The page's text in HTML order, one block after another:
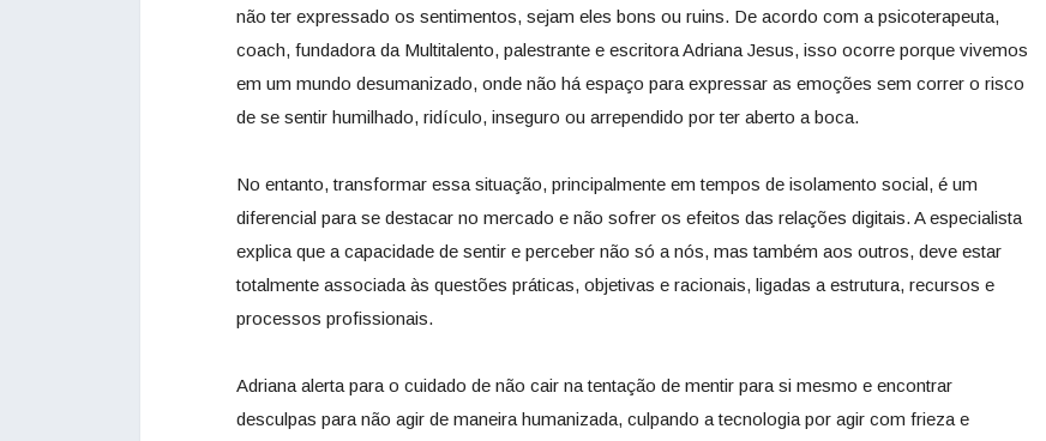
não ter expressado os sentimentos, sejam eles bons ou ruins. De acordo com a psicoterapeuta,
coach, fundadora da Multitalento, palestrante e escritora Adriana Jesus, isso ocorre porque vivemos
em um mundo desumanizado, onde não há espaço para expressar as emoções sem correr o risco
de se sentir humilhado, ridículo, inseguro ou arrependido por ter aberto a boca.
No entanto, transformar essa situação, principalmente em tempos de isolamento social, é um
diferencial para se destacar no mercado e não sofrer os efeitos das relações digitais. A especialista
explica que a capacidade de sentir e perceber não só a nós, mas também aos outros, deve estar
totalmente associada às questões práticas, objetivas e racionais, ligadas a estrutura, recursos e
processos profissionais.
Adriana alerta para o cuidado de não cair na tentação de mentir para si mesmo e encontrar
desculpas para não agir de maneira humanizada, culpando a tecnologia por agir com frieza e